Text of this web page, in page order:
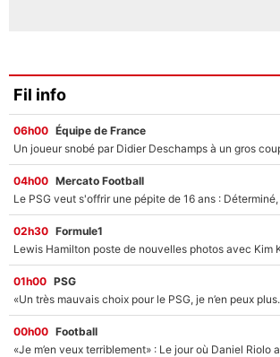
Fil info
06h00 Équipe de France
04h00 Mercato Football
02h30 Formule1
01h00 PSG
00h00 Football